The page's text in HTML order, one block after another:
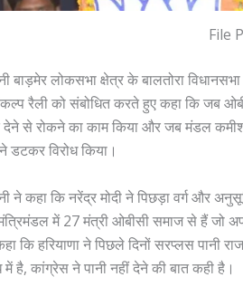
File
बाड़मेर लोकसभा क्षेत्र के बालतोरा
रैली को संबोधित करते हुए कहा कि जब
देने से रोकने का काम किया और जब मंडल
डटकर विरोध किया।
ने कहा कि नरेंद्र मोदी ने पिछड़ा वर्ग और
में 27 मंत्री ओबीसी समाज से हैं जो
कि हरियाणा ने पिछले दिनों सरप्लस पानी
में है, कांग्रेस ने पानी नहीं देने की बात कही है।